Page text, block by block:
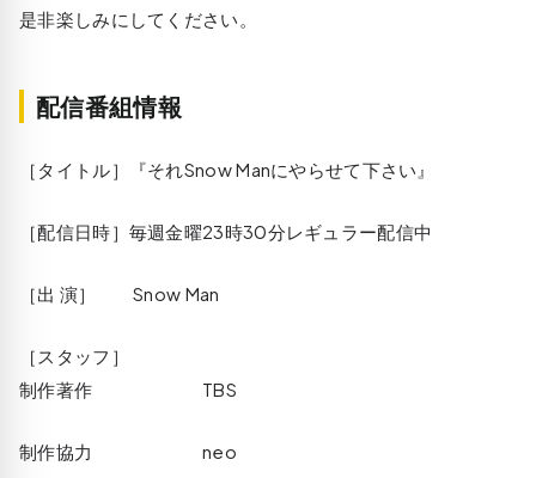
是非楽しみにしてください。
配信番組情報
［タイトル］『それSnow Manにやらせて下さい』
［配信日時］毎週金曜23時30分レギュラー配信中
［出 演］ Snow Man
［スタッフ］
制作著作 TBS
制作協力 neo